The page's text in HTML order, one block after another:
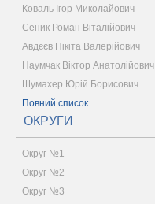
Коваль Ігор Миколайович
Сеник Роман Віталійович
Авдєєв Нікіта Валерійович
Наумчак Віктор Анатолійович
Шумахер Юрій Борисович
Повний список...
ОКРУГИ
Округ №1
Округ №2
Округ №3